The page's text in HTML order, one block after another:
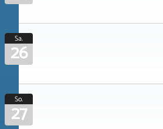
Sa.
26
So.
27